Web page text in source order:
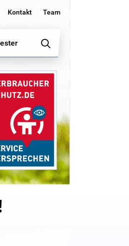
Kontakt Team